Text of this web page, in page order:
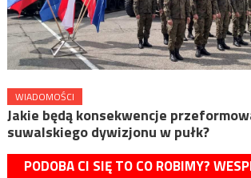
WIADOMOŚCI
Jakie będą konsekwencje
suwalskiego dywizjonu w pułk?
PODOBA CI SIĘ TO CO ROBIMY?